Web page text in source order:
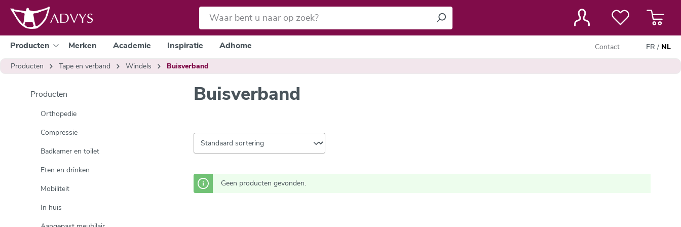
zoekopdracht Ga naar de hoofdnavigatie
Producten Merken Academie Inspiratie Adhome Contact FR / NL
Producten
Tape en verband Windels Buisverband
Producten
Orthopedie
Compressie
Badkamer en toilet
Eten en drinken
Mobiliteit
In huis
Buisverband
Geen producten gevonden.